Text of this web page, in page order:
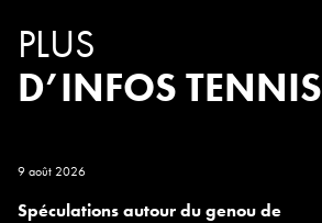
PLUS
D’INFOS TENNIS
9 août 2026
Spéculations autour du genou de